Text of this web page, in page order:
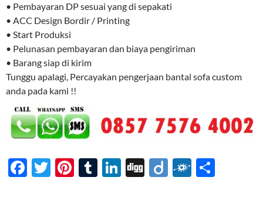
• Pembayaran DP sesuai yang di sepakati
• ACC Design Bordir / Printing
• Start Produksi
• Pelunasan pembayaran dan biaya pengiriman
• Barang siap di kirim
Tunggu apalagi, Percayakan pengerjaan bantal sofa custom
anda pada kami !!
F
T
Pi T
Li
Di Di F